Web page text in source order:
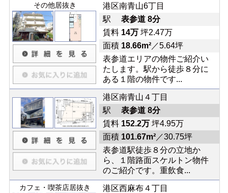
その他居抜き
港区南青山6丁目
駅 表参道 8分
賃料 14万坪2.47万
面積 18.66m²／5.64坪
表参道エリアの物件ご紹介い
たします。駅から徒歩８分に
ある１階の物件です...
港区南青山４丁目
駅 表参道 8分
賃料 152.2万坪4.95万
面積 101.67m²／30.75坪
表参道駅徒歩８分の立地か
ら、１階路面スケルトン物件
のご紹介です。重飲食...
カフェ・喫茶店居抜き
港区西麻布４丁目